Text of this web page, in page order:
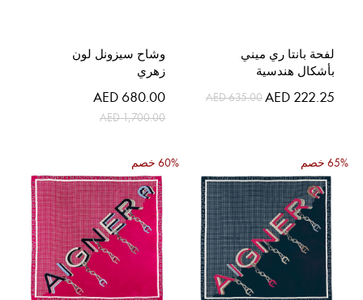
لفحة بانتا ري ميني
بأشكال هندسية
السعر
الخاص
AED 222.25
AED 635.00
وشاح سيزونل لون
زهري
السعر
الخاص
AED 680.00
AED 1,700.00
65% خصم 60% خصم